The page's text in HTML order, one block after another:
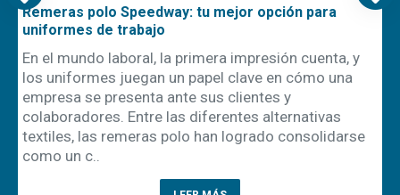
Remeras polo Speedway: tu mejor opción para
uniformes de trabajo
En el mundo laboral, la primera impresión cuenta, y
los uniformes juegan un papel clave en cómo una
empresa se presenta ante sus clientes y
colaboradores. Entre las diferentes alternativas
textiles, las remeras polo han logrado consolidarse
como un c..